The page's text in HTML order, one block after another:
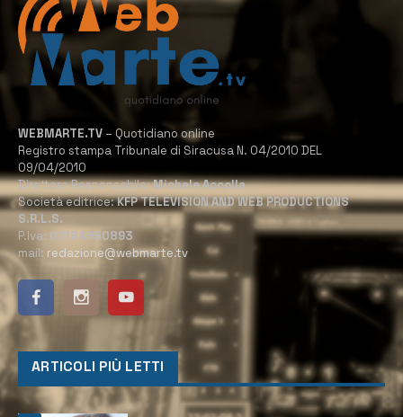
WEBMARTE.TV – Quotidiano online
Registro stampa Tribunale di Siracusa N. 04/2010 DEL
09/04/2010
Direttore Responsabile:Michele Accolla
Società editrice:KFP TELEVISION AND WEB PRODUCTIONS
S.R.L.S.
P.Iva: 02184950893
mail: redazione@webmarte.tv
ARTICOLI PIÙ LETTI